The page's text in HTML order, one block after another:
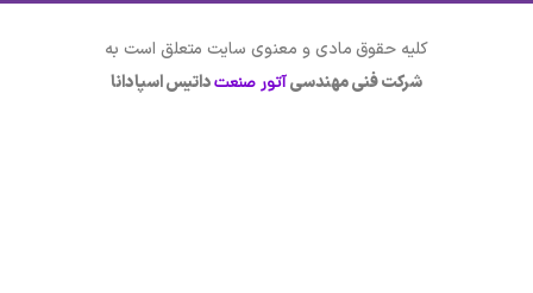
کلیه حقوق مادی و معنوی سایت متعلق است به
شرکت فنی مهندسیآتور صنعتداتیس اسپادانا